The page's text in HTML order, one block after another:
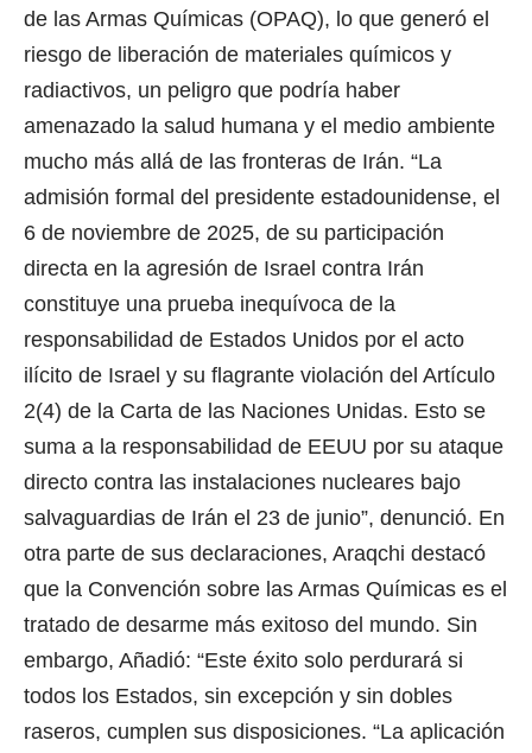
de las Armas Químicas (OPAQ), lo que generó el
riesgo de liberación de materiales químicos y
radiactivos, un peligro que podría haber
amenazado la salud humana y el medio ambiente
mucho más allá de las fronteras de Irán. “La
admisión formal del presidente estadounidense, el
6 de noviembre de 2025, de su participación
directa en la agresión de Israel contra Irán
constituye una prueba inequívoca de la
responsabilidad de Estados Unidos por el acto
ilícito de Israel y su flagrante violación del Artículo
2(4) de la Carta de las Naciones Unidas. Esto se
suma a la responsabilidad de EEUU por su ataque
directo contra las instalaciones nucleares bajo
salvaguardias de Irán el 23 de junio”, denunció. En
otra parte de sus declaraciones, Araqchi destacó
que la Convención sobre las Armas Químicas es el
tratado de desarme más exitoso del mundo. Sin
embargo, Añadió: “Este éxito solo perdurará si
todos los Estados, sin excepción y sin dobles
raseros, cumplen sus disposiciones. “La aplicación